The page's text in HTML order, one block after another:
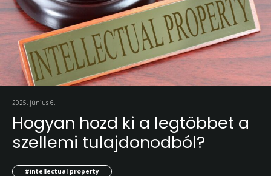
2025. június 6.
Hogyan hozd ki a legtöbbet a
szellemi tulajdonodból?
#intellectual property